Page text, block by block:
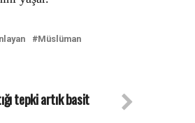
Müslüman
tepki artık basit